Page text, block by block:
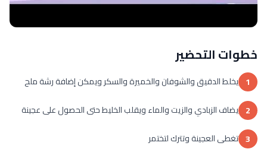
خطوات التحضير
1 يخلط الدقيق والشوفان والخميرة والسكر ويمكن إضافة رشة ملح
2 يضاف الزبادي والزيت والماء ويقلب الخليط حتى الحصول على عجينة
3 تغطى العجينة وتترك لتختمر